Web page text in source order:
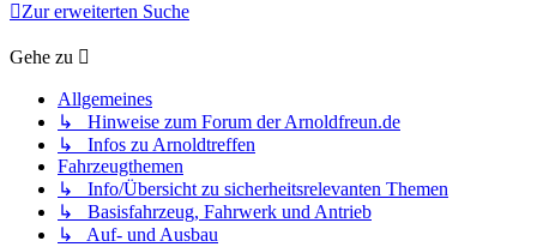
Zur erweiterten Suche
Gehe zu
Allgemeines
↳ Hinweise zum Forum der Arnoldfreun.de
↳ Infos zu Arnoldtreffen
Fahrzeugthemen
↳ Info/Übersicht zu sicherheitsrelevanten Themen
↳ Basisfahrzeug, Fahrwerk und Antrieb
↳ Auf- und Ausbau